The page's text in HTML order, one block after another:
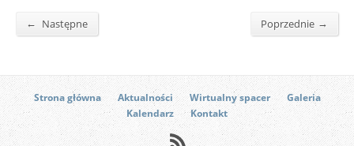
← Następne Poprzednie →
Strona główna Aktualności Wirtualny spacer
Galeria
Kalendarz
Kontakt